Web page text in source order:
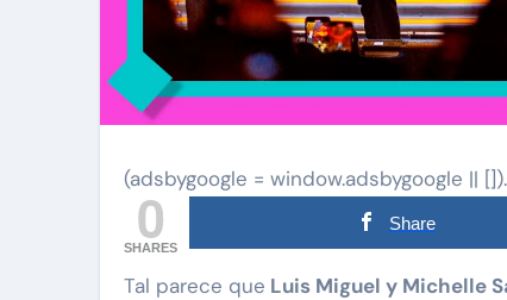
(adsbygoogle = window.adsbygoogle ||
0
SHARES
Share
Tal parece que Luis Miguel y Michelle